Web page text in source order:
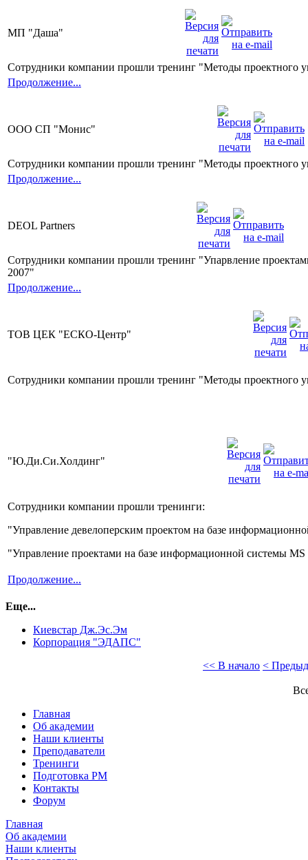
МП "Даша"
Сотрудники компании прошли тренинг "Методы проектного
Продолжение...
ООО СП "Монис"
Сотрудники компании прошли тренинг "Методы проектного
Продолжение...
DEOL Partners
Сотрудники компании прошли тренинг "Упарвление
2007"
Продолжение...
ТОВ ЦЕК "ЕСКО-Центр"
Сотрудники компании прошли тренинг "Методы проектного
"Ю.Ди.Си.Холдинг"
Сотрудники компании прошли тренинги:
"Управление девелоперским проектом на базе
"Управление проектами на базе информационной системы
Продолжение...
Еще...
Киевстар Дж.Эс.Эм
Корпорация "ЭДАПС"
<< В начало <
Главная
Об академии
Наши клиенты
Преподаватели
Тренинги
Подготовка PM
Контакты
Форум
Главная
Об академии
Наши клиенты